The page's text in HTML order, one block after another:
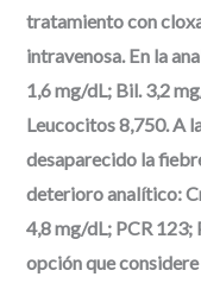
tratamiento con
intravenosa. En la
1,6 mg/dL; Bil. 3,2
Leucocitos 8,750. A
desaparecido la
deterioro analítico:
4,8 mg/dL; PCR 123;
opción que considere